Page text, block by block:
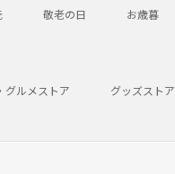
敬老の日 お歳暮
グルメストア グッズストア